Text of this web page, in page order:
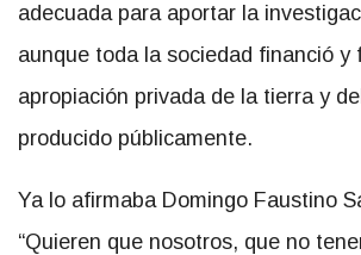
adecuada para aportar la
aunque toda la sociedad financió y
apropiación privada de la tierra y
producido públicamente.
Ya lo afirmaba Domingo Faustino
“Quieren que nosotros, que no